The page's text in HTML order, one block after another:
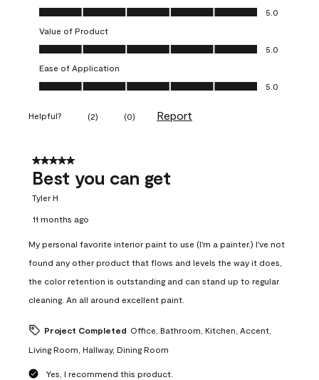
Quality of Product, 5.0 out of 5
5.0
Value of Product
Value of Product, 5.0 out of 5
5.0
Ease of Application
Ease of Application, 5.0 out of 5
5.0
Helpful? (2) (0) Report
5 out of 5 stars.
Best you can get
Tyler H
11 months ago
My personal favorite interior paint to use (I'm a painter.) I've not
found any other product that flows and levels the way it does,
the color retention is outstanding and can stand up to regular
cleaning. An all around excellent paint.
Project Completed Office, Bathroom, Kitchen, Accent,
Living Room, Hallway, Dining Room
Yes, I recommend this product.